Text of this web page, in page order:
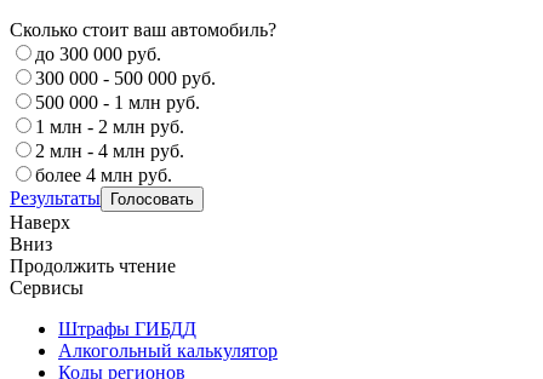
Сколько стоит ваш автомобиль?
до 300 000 руб.
300 000 - 500 000 руб.
500 000 - 1 млн руб.
1 млн - 2 млн руб.
2 млн - 4 млн руб.
более 4 млн руб.
Результаты
Наверх
Вниз
Продолжить чтение
Сервисы
Штрафы ГИБДД
Алкогольный калькулятор
Коды регионов